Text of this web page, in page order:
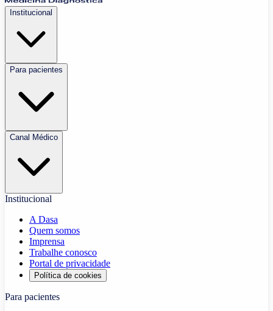
Institucional
Para pacientes
Canal Médico
Institucional
A Dasa
Quem somos
Imprensa
Trabalhe conosco
Portal de privacidade
Política de cookies
Para pacientes